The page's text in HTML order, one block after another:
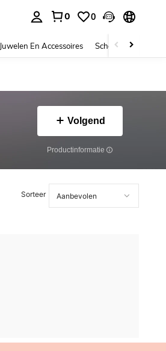
0 0
Juwelen En Accessoires Schoonheid &
Volgend
Productinformatie
Sorteer